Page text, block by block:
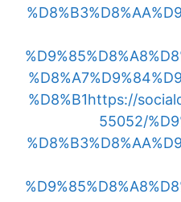
%D8%B1https://
55052/